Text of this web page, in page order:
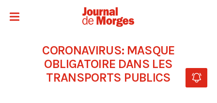
CORONAVIRUS: MASQUE
OBLIGATOIRE DANS LES
TRANSPORTS PUBLICS